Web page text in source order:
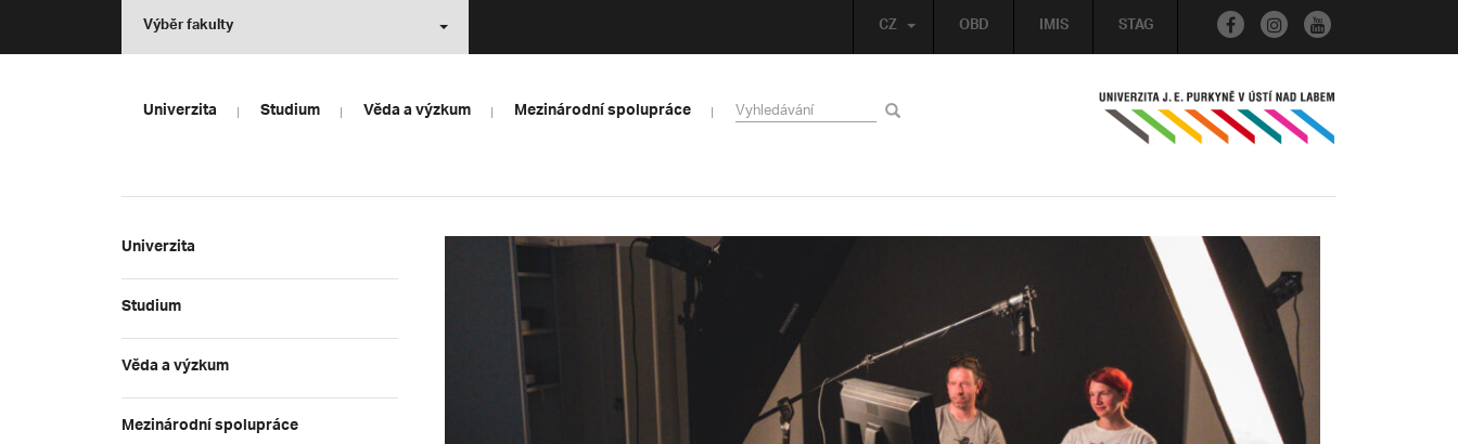
OBD IMIS STAG
CZ
Výběr fakulty
Univerzita Studium Věda a výzkum Mezinárodní spolupráce
Univerzita
Studium
Věda a výzkum
Mezinárodní spolupráce